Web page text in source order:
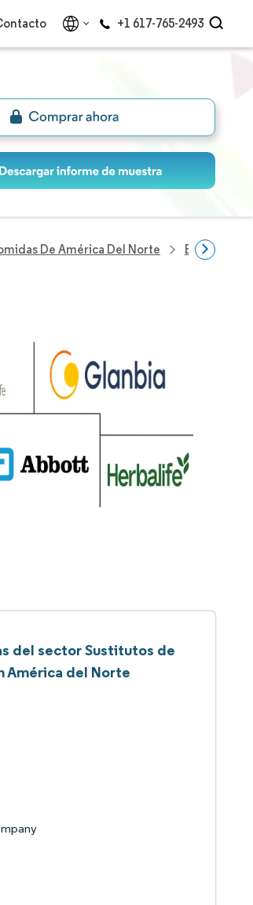
+1 617-765-2493
De América Del Norte Empresas
del sector Sustitutos de
América del Norte